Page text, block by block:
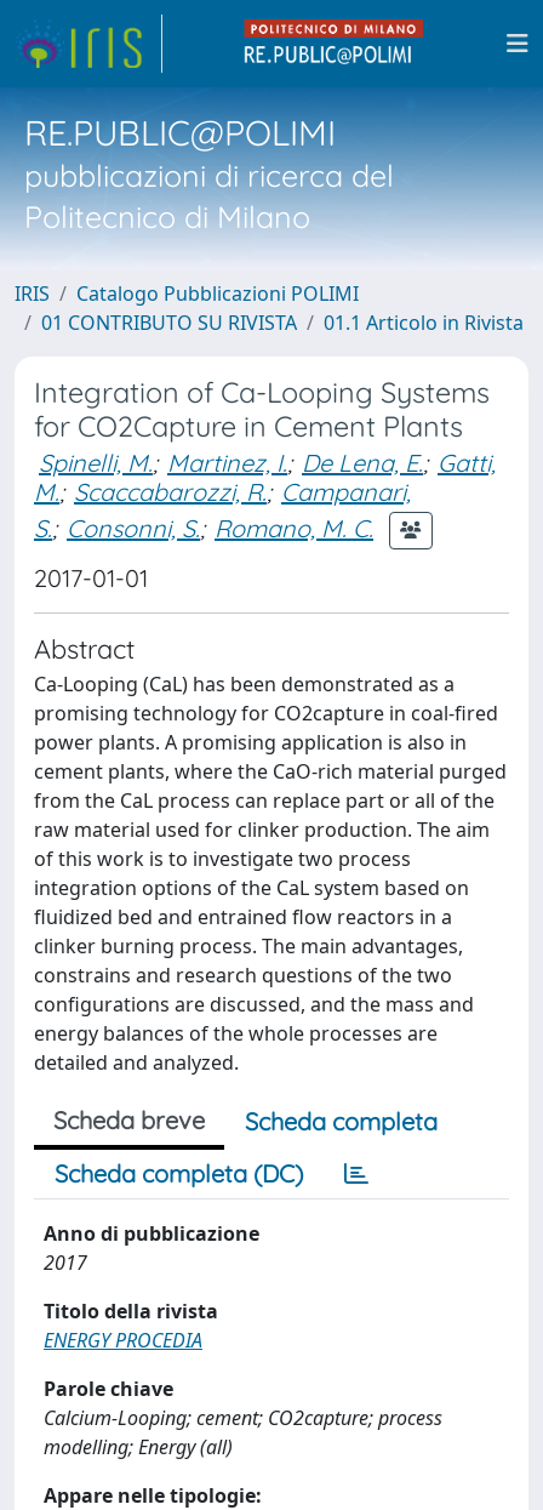
RE.PUBLIC@POLIMI
pubblicazioni di ricerca del
Politecnico di Milano
IRIS
Catalogo Pubblicazioni POLIMI
01 CONTRIBUTO SU RIVISTA
01.1 Articolo in Rivista
Integration of Ca-Looping Systems
for CO2Capture in Cement Plants
Spinelli, M.; Martinez, I.; De Lena, E.; Gatti,
M.; Scaccabarozzi, R.; Campanari,
S.; Consonni, S.; Romano, M. C.
2017-01-01
Abstract
Ca-Looping (CaL) has been demonstrated as a
promising technology for CO2capture in coal-fired
power plants. A promising application is also in
cement plants, where the CaO-rich material purged
from the CaL process can replace part or all of the
raw material used for clinker production. The aim
of this work is to investigate two process
integration options of the CaL system based on
fluidized bed and entrained flow reactors in a
clinker burning process. The main advantages,
constrains and research questions of the two
configurations are discussed, and the mass and
energy balances of the whole processes are
detailed and analyzed.
Scheda breve
Scheda completa
Scheda completa (DC)
Anno di pubblicazione
2017
Titolo della rivista
ENERGY PROCEDIA
Parole chiave
Calcium-Looping; cement; CO2capture; process
modelling; Energy (all)
Appare nelle tipologie: